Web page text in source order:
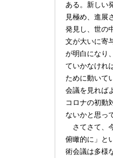
ある。新しい
見極め、進展
発見し、世の
文が大いに寄
が明白になり
ていかなけれ
ために動いて
会議を見れば
コロナの初動
ないかと思っ
さてさて、
俯瞰的に」と
術会議は多様